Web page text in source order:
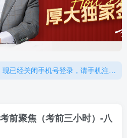
重要通知：因网站调整，现已经关闭手机号登录，请手机注册用户及时添加客服微信（微信号：dykz180），客服会协助将登陆方式更改为邮箱登录！
重要通知：因网站调整，现已经关闭手机号登录，请手机注册用户及时添加客服微信（微信号：dykz180），客服会协助将登陆方式更改为邮箱登录！
前聚焦（考前三小时）-八